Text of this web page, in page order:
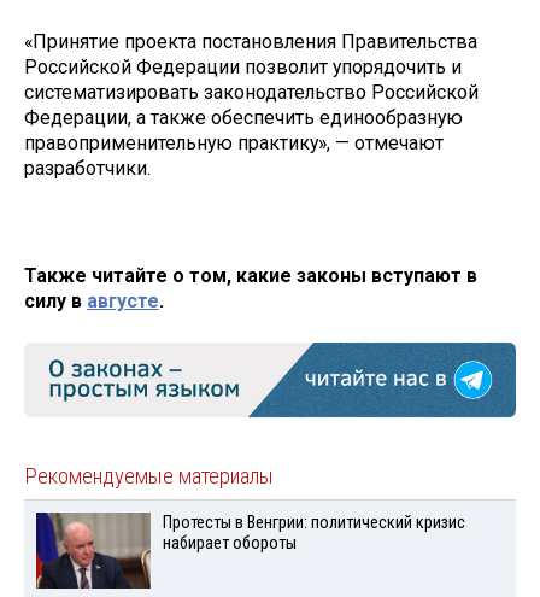
«Принятие проекта постановления Правительства
Российской Федерации позволит упорядочить и
систематизировать законодательство Российской
Федерации, а также обеспечить единообразную
правоприменительную практику», — отмечают
разработчики.
Также читайте о том, какие законы вступают в
силу в августе.
Рекомендуемые материалы
Протесты в Венгрии: политический кризис
набирает обороты